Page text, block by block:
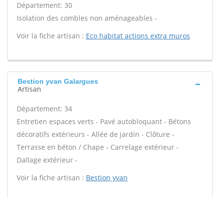
Département: 30
Isolation des combles non aménageables -
Voir la fiche artisan : Eco habitat actions extra muros
Bestion yvan Galargues
Artisan
Département: 34
Entretien espaces verts - Pavé autobloquant - Bétons
décoratifs extérieurs - Allée de jardin - Clôture -
Terrasse en béton / Chape - Carrelage extérieur -
Dallage extérieur -
Voir la fiche artisan : Bestion yvan